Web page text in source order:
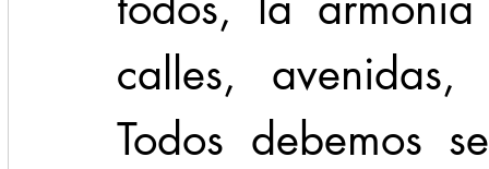
calles,
Todos debemos